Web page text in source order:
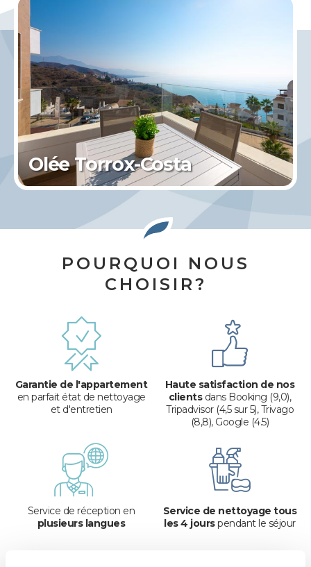
Olée Torrox-Costa
POURQUOI NOUS
CHOISIR?​
Garantie de l'appartement
en parfait état de nettoyage
et d'entretien
Haute satisfaction de nos
clientsdans Booking (9,0),
Tripadvisor (4,5 sur 5), Trivago
(8,8), Google (4.5)
Service de réception en
plusieurs langues
Service de nettoyage tous
les 4 jourspendant le séjour